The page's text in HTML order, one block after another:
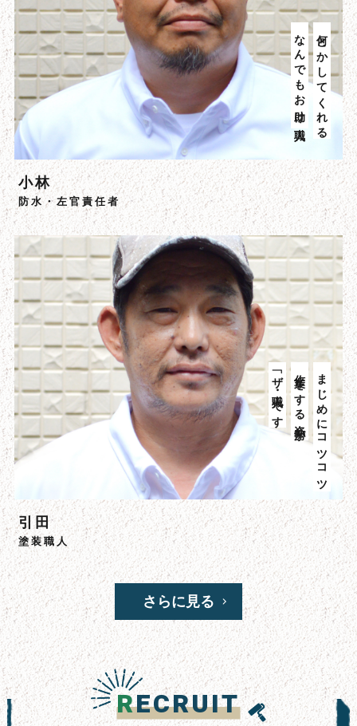
何とかしてくれる
なんでもお助け職人
小林
防水・左官責任者
まじめにコツコツ
作業をする姿勢が
「ザ・職人」です
引田
塗装職人
さらに見る
RECRUIT